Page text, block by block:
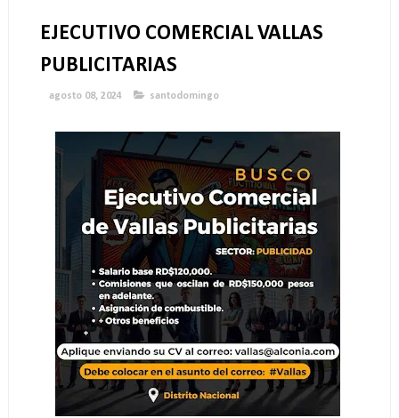
EJECUTIVO COMERCIAL VALLAS
PUBLICITARIAS
agosto 08, 2024 santodomingo